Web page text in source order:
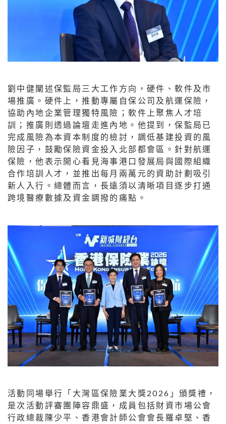
劉中健闡述保監局三大工作方向，硬件、軟件及市
場推廣。硬件上，推動專屬自保公司及航運保險，
協助內地企業管理獨特風險；軟件上聚焦人才培
訓；推廣則透過論壇走進內地。他提到，保監局已
完成風險為本資本制度的檢討，調低基建投資的風
險因子，鼓勵保險資金投入北部都會區。針對航運
保險，他表示開心看見海事港口發展局與國際組織
合作培訓人才，並推出每月兩萬元的資助計劃吸引
新人入行。總體而言，長遠須以清晰項目逐步打通
跨境醫療數據及資金調撥的痛點。
活動同場舉行「大灣區保險業大獎2026」頒獎禮，
是次活動評審團陣容鼎盛，成員包括財資市場公會
行政總裁陳少平、香港會計師公會會長羅卓堅、香